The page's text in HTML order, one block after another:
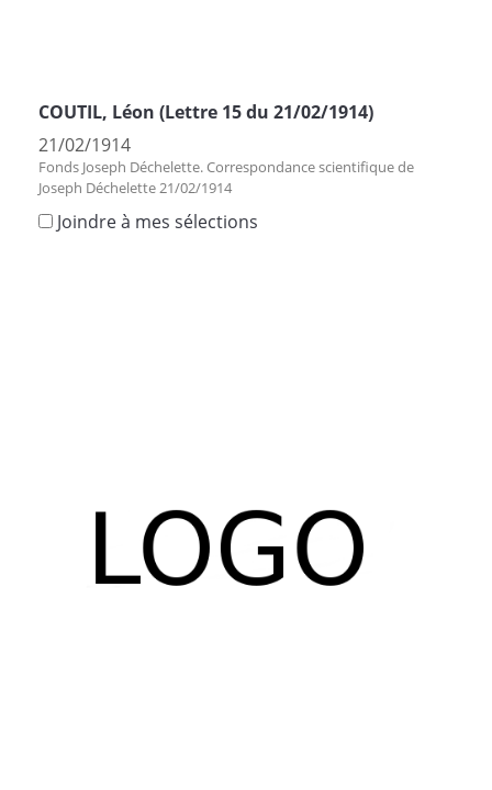
COUTIL, Léon (Lettre 15 du 21/02/1914)
21/02/1914
Fonds Joseph Déchelette. Correspondance scientifique de
Joseph Déchelette 21/02/1914
Joindre à mes sélections